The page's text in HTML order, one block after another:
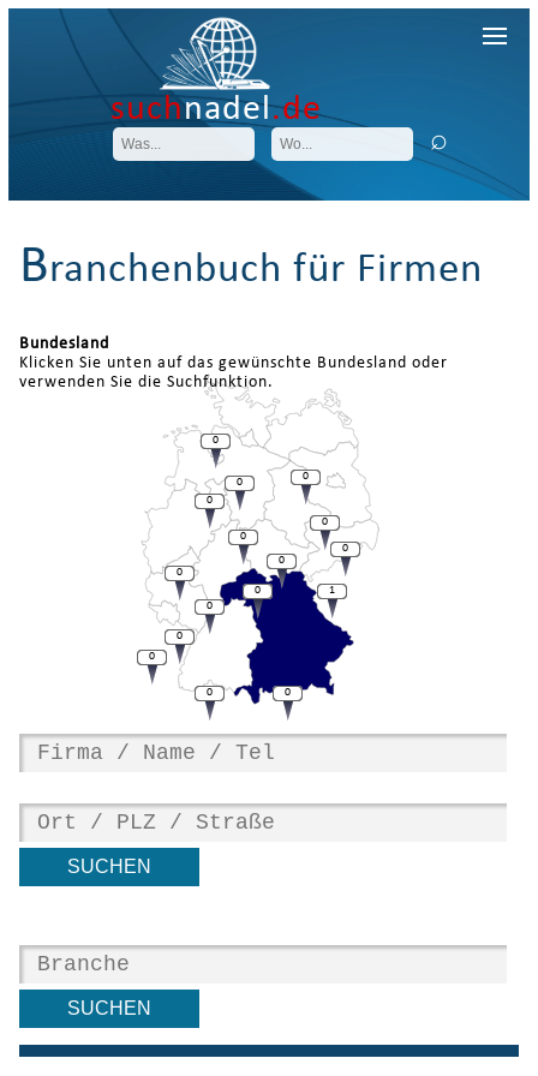
suchnadel.de
Branchenbuch für Firmen
Bundesland
Klicken Sie unten auf das gewünschte Bundesland oder
verwenden Sie die Suchfunktion.
1
0
0
0
0
0
0
0
0
0
0
0
0
0
0
0